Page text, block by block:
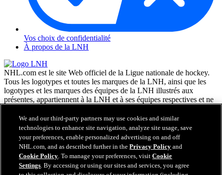
Vos choix de confidentialité
À propos de la LNH
NHL.com est le site Web officiel de la Ligue nationale de hockey.
Tous les logotypes et toutes les marques de la LNH, ainsi que les
logotypes et les marques des équipes de la LNH illustrés aux
présentes, appartiennent à la LNH et à ses équipes respectives et ne
Enterprises, L.P. © LNH 2026. Tous droits réservés. Tous les
chandails d'équipe de la LNH personnalisés avec les noms des
joueurs de la LNH et leurs numéros sont officiellement sous license
de la LNH et de l'AJLNH. Le mot servant de marque Zamboni et la
configuration de la surfaceuse Zamboni sont des marques de
commerce déposées de Frank J. Zamboni & Co., Inc. © Frank J.
Zamboni & Co., Inc. 2026. Tous droits réservés. Toute autre marque
We and our third-party partners may use cookies and similar
technologies to enhance site navigation, analyze site usage, save
your preferences, enable personalized advertising on and off
NHL.com, and as described further in thePrivacy Policy and
Cookie Policy. To manage your preferences, visitCookie
Settings. By accessing or using our sites and services, you agree